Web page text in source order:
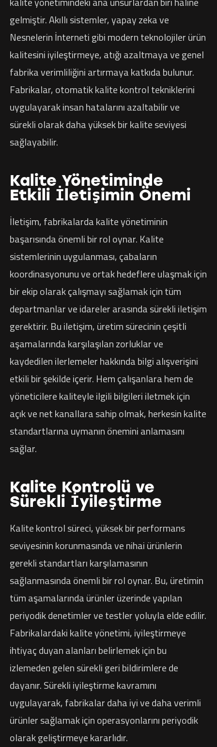
gelmiştir. Akıllı sistemler, yapay zeka ve
Nesnelerin İnterneti gibi modern teknolojiler ürün
kalitesini iyileştirmeye, atığı azaltmaya ve genel
fabrika verimliliğini artırmaya katkıda bulunur.
Fabrikalar, otomatik kalite kontrol tekniklerini
uygulayarak insan hatalarını azaltabilir ve
sürekli olarak daha yüksek bir kalite seviyesi
sağlayabilir.
Kalite Yönetiminde
Etkili İletişimin Önemi
İletişim, fabrikalarda kalite yönetiminin
başarısında önemli bir rol oynar. Kalite
sistemlerinin uygulanması, çabaların
koordinasyonunu ve ortak hedeflere ulaşmak için
bir ekip olarak çalışmayı sağlamak için tüm
departmanlar ve idareler arasında sürekli iletişim
gerektirir. Bu iletişim, üretim sürecinin çeşitli
aşamalarında karşılaşılan zorluklar ve
kaydedilen ilerlemeler hakkında bilgi alışverişini
etkili bir şekilde içerir. Hem çalışanlara hem de
yöneticilere kaliteyle ilgili bilgileri iletmek için
açık ve net kanallara sahip olmak, herkesin kalite
standartlarına uymanın önemini anlamasını
sağlar.
Kalite Kontrolü ve
Sürekli İyileştirme
Kalite kontrol süreci, yüksek bir performans
seviyesinin korunmasında ve nihai ürünlerin
gerekli standartları karşılamasının
sağlanmasında önemli bir rol oynar. Bu, üretimin
tüm aşamalarında ürünler üzerinde yapılan
periyodik denetimler ve testler yoluyla elde edilir.
Fabrikalardaki kalite yönetimi, iyileştirmeye
ihtiyaç duyan alanları belirlemek için bu
izlemeden gelen sürekli geri bildirimlere de
dayanır. Sürekli iyileştirme kavramını
uygulayarak, fabrikalar daha iyi ve daha verimli
ürünler sağlamak için operasyonlarını periyodik
olarak geliştirmeye kararlıdır.